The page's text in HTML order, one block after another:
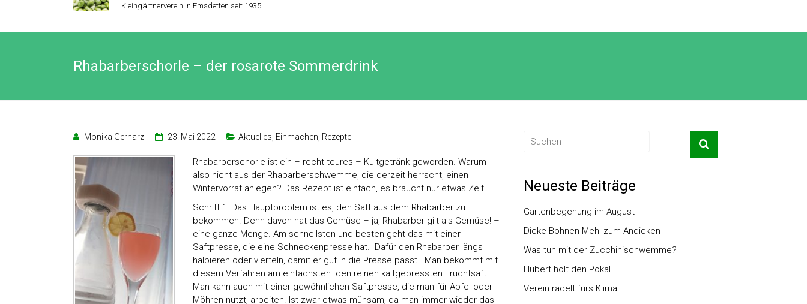
Kleingärtnerverein in Emsdetten seit 1935
Rhabarberschorle – der rosarote Sommerdrink
Monika Gerharz 23. Mai 2022 Aktuelles Einmachen Rezepte
Rhabarberschorle ist ein – recht teures – Kultgetränk geworden. Warum
also nicht aus der Rhabarberschwemme, die derzeit herrscht, einen
Wintervorrat anlegen? Das Rezept ist einfach, es braucht nur etwas Zeit.
Schritt 1: Das Hauptproblem ist es, den Saft aus dem Rhabarber zu
bekommen. Denn davon hat das Gemüse – ja, Rhabarber gilt als Gemüse! –
eine ganze Menge. Am schnellsten und besten geht das mit einer
Saftpresse, die eine Schneckenpresse hat. Dafür den Rhabarber längs
halbieren oder vierteln, damit er gut in die Presse passt. Man bekommt mit
diesem Verfahren am einfachsten den reinen kaltgepressten Fruchtsaft.
Man kann auch mit einer gewöhnlichen Saftpresse, die man für Äpfel oder
Möhren nutzt, arbeiten. Ist zwar etwas mühsam, da man immer wieder das
Neueste Beiträge
Gartenbegehung im August
Dicke-Bohnen-Mehl zum Andicken
Was tun mit der Zucchinischwemme?
Hubert holt den Pokal
Verein radelt fürs Klima